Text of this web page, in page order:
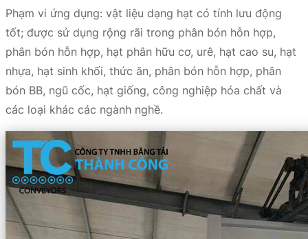
Phạm vi ứng dụng: vật liệu dạng hạt có tính lưu động
tốt; được sử dụng rộng rãi trong phân bón hỗn hợp,
phân bón hỗn hợp, hạt phân hữu cơ, urê, hạt cao su, hạt
nhựa, hạt sinh khối, thức ăn, phân bón hỗn hợp, phân
bón BB, ngũ cốc, hạt giống, công nghiệp hóa chất và
các loại khác các ngành nghề.